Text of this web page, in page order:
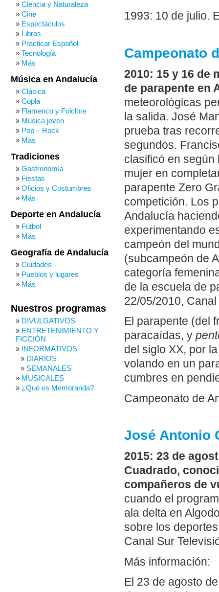
1993: 10 de julio.
Campeonato
2010: 15 y 16 de
de parapente en
meteorológicas
la salida. José
prueba tras
segundos.
clasificó en según
mujer en
parapente Zero
competición. Los
Andalucía
experimentando
campeón del
(subcampeón de
categoría
de la escuela de
22/05/2010,
El parapente (del
paracaídas, y
del siglo XX, por
volando en un
cumbres en
Campeonato de
José Antonio
2015: 23 de
Cuadrado,
compañeros de
cuando el
ala delta en
sobre los
Canal Sur
Más información:
El 23 de agosto
Ciencia y Naturaleza
Cine
Espectáculos
Libros
Practicar Español
Tecnología
Más
Música en Andalucía
Clásica
Copla
Flamenco y Folclore
Música joven
Pop – Rock
Más
Tradiciones
Gastronomía
Fiestas
Oficios y Costumbres
Más
Deporte en Andalucía
Fútbol
Más
Geografía de Andalucía
Ciudades
Pueblos y lugares
Más
Nuestros programas
DIVULGATIVOS
ENTRETENIMIENTO Y
FICCIÓN
INFORMATIVOS
DIARIOS
SEMANALES
MUSICALES
¿Qué es Memoranda?